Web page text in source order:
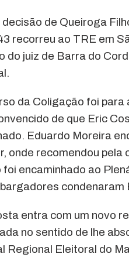
decisão de Queiroga
recorreu ao TRE em
do juiz de Barra do
da Coligação foi
de que Eric
Eduardo Moreira
onde recomendou
foi encaminhado ao
condenaram
entra com um novo
no sentido de lhe
Regional Eleitoral do